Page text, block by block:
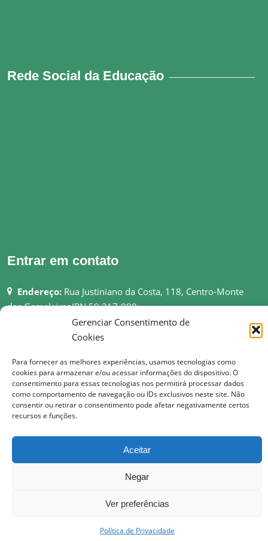
Gerenciar Consentimento de
Cookies
Para fornecer as melhores experiências, usamos tecnologias como
cookies para armazenar e/ou acessar informações do dispositivo. O
consentimento para essas tecnologias nos permitirá processar dados
como comportamento de navegação ou IDs exclusivos neste site. Não
consentir ou retirar o consentimento pode afetar negativamente certos
recursos e funções.
Aceitar
Negar
Ver preferências
Política de Privacidade
Rede Social da Educação
Entrar em contato
Endereço: Rua Justiniano da Costa, 118, Centro-Monte
das Gameleiras/RN 59.217-000
(84) 3694-0006
pmmgameleiras@hotmail.com
Atendimento ao Público: 08h as 13h
© Copyright 2017 Prefeitura Municipal de Monte das Gameleiras | Todos os
direitos reservados